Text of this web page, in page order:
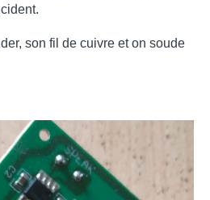
son fil de cuivre et on soude